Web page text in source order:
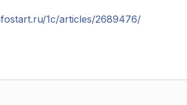
1c/articles/2689476/